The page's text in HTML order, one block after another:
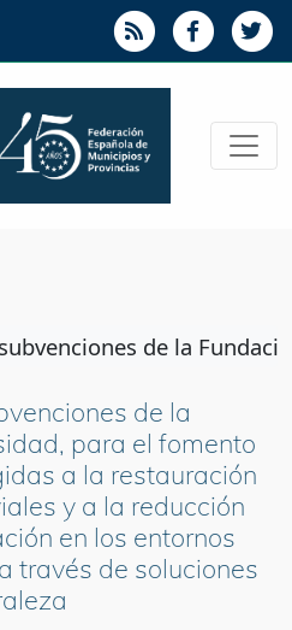
de la
de la
para el fomento
a la restauración
y a la reducción
en los entornos
través de soluciones